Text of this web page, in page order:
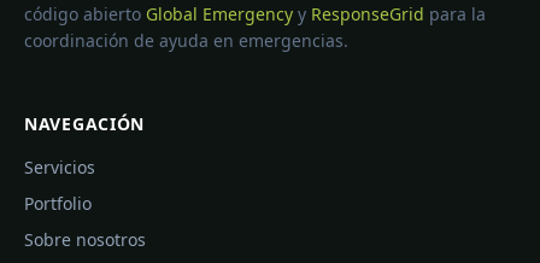
código abierto Global Emergency y ResponseGrid para la
coordinación de ayuda en emergencias.
NAVEGACIÓN
Servicios
Portfolio
Sobre nosotros